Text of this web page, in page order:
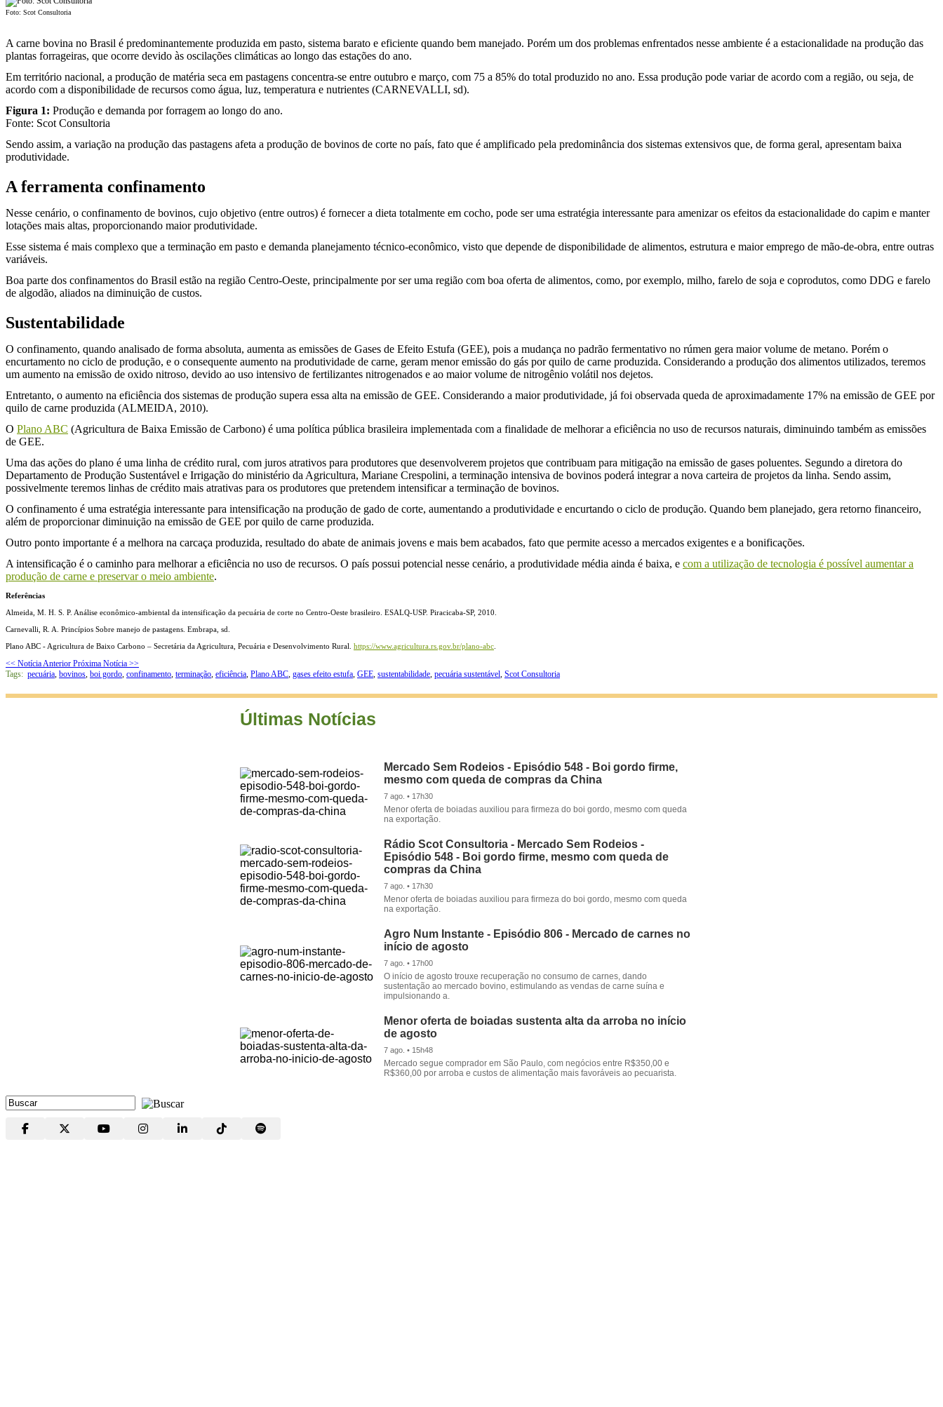
Foto: Scot Consultoria
A carne bovina no Brasil é predominantemente produzida em pasto, sistema barato e eficiente quando bem manejado. Porém um dos problemas enfrentados nesse ambiente é a estacionalidade na produção das
plantas forrageiras, que ocorre devido às oscilações climáticas ao longo das estações do ano.
Em território nacional, a produção de matéria seca em pastagens concentra-se entre outubro e março, com 75 a 85% do total produzido no ano. Essa produção pode variar de acordo com a região, ou seja, de
acordo com a disponibilidade de recursos como água, luz, temperatura e nutrientes (CARNEVALLI, sd).
Figura 1: Produção e demanda por forragem ao longo do ano.
Fonte: Scot Consultoria
Sendo assim, a variação na produção das pastagens afeta a produção de bovinos de corte no país, fato que é amplificado pela predominância dos sistemas extensivos que, de forma geral, apresentam baixa
produtividade.
A ferramenta confinamento
Nesse cenário, o confinamento de bovinos, cujo objetivo (entre outros) é fornecer a dieta totalmente em cocho, pode ser uma estratégia interessante para amenizar os efeitos da estacionalidade do capim e manter
lotações mais altas, proporcionando maior produtividade.
Esse sistema é mais complexo que a terminação em pasto e demanda planejamento técnico-econômico, visto que depende de disponibilidade de alimentos, estrutura e maior emprego de mão-de-obra, entre outras
variáveis.
Boa parte dos confinamentos do Brasil estão na região Centro-Oeste, principalmente por ser uma região com boa oferta de alimentos, como, por exemplo, milho, farelo de soja e coprodutos, como DDG e farelo
de algodão, aliados na diminuição de custos.
Sustentabilidade
O confinamento, quando analisado de forma absoluta, aumenta as emissões de Gases de Efeito Estufa (GEE), pois a mudança no padrão fermentativo no rúmen gera maior volume de metano. Porém o
encurtamento no ciclo de produção, e o consequente aumento na produtividade de carne, geram menor emissão do gás por quilo de carne produzida. Considerando a produção dos alimentos utilizados, teremos
um aumento na emissão de oxido nitroso, devido ao uso intensivo de fertilizantes nitrogenados e ao maior volume de nitrogênio volátil nos dejetos.
Entretanto, o aumento na eficiência dos sistemas de produção supera essa alta na emissão de GEE. Considerando a maior produtividade, já foi observada queda de aproximadamente 17% na emissão de GEE por
quilo de carne produzida (ALMEIDA, 2010).
O Plano ABC (Agricultura de Baixa Emissão de Carbono) é uma política pública brasileira implementada com a finalidade de melhorar a eficiência no uso de recursos naturais, diminuindo também as emissões
de GEE.
Uma das ações do plano é uma linha de crédito rural, com juros atrativos para produtores que desenvolverem projetos que contribuam para mitigação na emissão de gases poluentes. Segundo a diretora do
Departamento de Produção Sustentável e Irrigação do ministério da Agricultura, Mariane Crespolini, a terminação intensiva de bovinos poderá integrar a nova carteira de projetos da linha. Sendo assim,
possivelmente teremos linhas de crédito mais atrativas para os produtores que pretendem intensificar a terminação de bovinos.
O confinamento é uma estratégia interessante para intensificação na produção de gado de corte, aumentando a produtividade e encurtando o ciclo de produção. Quando bem planejado, gera retorno financeiro,
além de proporcionar diminuição na emissão de GEE por quilo de carne produzida.
Outro ponto importante é a melhora na carcaça produzida, resultado do abate de animais jovens e mais bem acabados, fato que permite acesso a mercados exigentes e a bonificações.
A intensificação é o caminho para melhorar a eficiência no uso de recursos. O país possui potencial nesse cenário, a produtividade média ainda é baixa, e com a utilização de tecnologia é possível aumentar a
produção de carne e preservar o meio ambiente.
Referências
Almeida, M. H. S. P. Análise econômico-ambiental da intensificação da pecuária de corte no Centro-Oeste brasileiro. ESALQ-USP. Piracicaba-SP, 2010.
Carnevalli, R. A. Princípios Sobre manejo de pastagens. Embrapa, sd.
Plano ABC - Agricultura de Baixo Carbono – Secretária da Agricultura, Pecuária e Desenvolvimento Rural. https://www.agricultura.rs.gov.br/plano-abc
<< Notícia Anterior Próxima Notícia >>
Tags: pecuária bovinos boi gordo confinamento terminação eficiência Plano ABC gases efeito estufa GEE sustentabilidade pecuária sustentável Scot Consultoria
Últimas Notícias
Mercado Sem Rodeios - Episódio 548 - Boi gordo firme,
mesmo com queda de compras da China
7 ago. • 17h30
Menor oferta de boiadas auxiliou para firmeza do boi gordo, mesmo com queda
na exportação.
Rádio Scot Consultoria - Mercado Sem Rodeios -
Episódio 548 - Boi gordo firme, mesmo com queda de
compras da China
7 ago. • 17h30
Menor oferta de boiadas auxiliou para firmeza do boi gordo, mesmo com queda
na exportação.
Agro Num Instante - Episódio 806 - Mercado de carnes no
início de agosto
7 ago. • 17h00
O início de agosto trouxe recuperação no consumo de carnes, dando
sustentação ao mercado bovino, estimulando as vendas de carne suína e
impulsionando a.
Menor oferta de boiadas sustenta alta da arroba no início
de agosto
7 ago. • 15h48
Mercado segue comprador em São Paulo, com negócios entre R$350,00 e
R$360,00 por arroba e custos de alimentação mais favoráveis ao pecuarista.